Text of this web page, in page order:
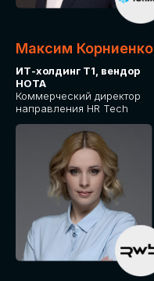
CX TECH
Максим Корниенко
ИТ-холдинг Т1, вендор
НОТА
Коммерческий директор
направления HR Tech